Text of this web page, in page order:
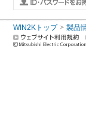
WIN2Kトップ 製品